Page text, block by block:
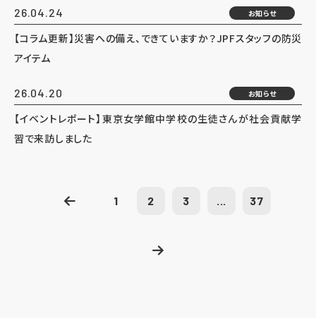
26.04.24 お知らせ
【コラム更新】災害への備え、できていますか？JPFスタッフの防災
アイテム
26.04.20 お知らせ
【イベントレポート】東京女学館中学校の生徒さんが社会貢献学
習で来訪しました
1 2 3 ... 37